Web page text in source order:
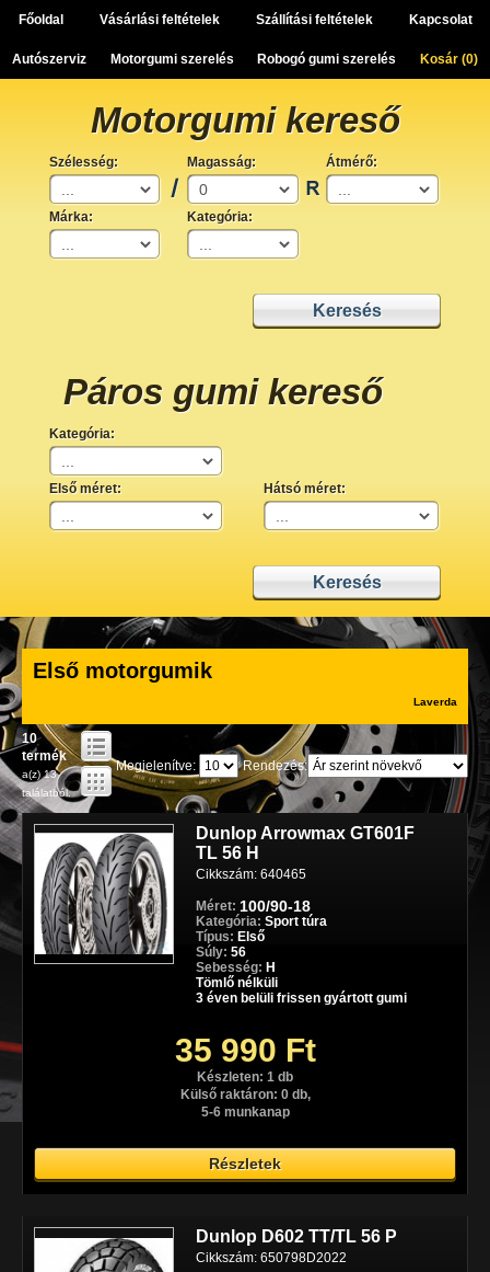
Főoldal Vásárlási feltételek Szállítási feltételek Kapcsolat
Autószerviz Motorgumi szerelés Robogó gumi szerelés Kosár (0)
Motorgumi kereső
Szélesség: Magasság: Átmérő:
Márka: Kategória:
Páros gumi kereső
Kategória:
Első méret: Hátsó méret:
Első motorgumik
Laverda
10
termék
a(z) 13
találatból.
Megjelenítve: Rendezés:
Dunlop Arrowmax GT601F
TL 56 H
Cikkszám: 640465
Méret: 100/90-18
Kategória: Sport túra
Típus: Első
Súly: 56
Sebesség: H
Tömlő nélküli
3 éven belüli frissen gyártott gumi
35 990 Ft
Készleten: 1 db
Külső raktáron: 0 db,
5-6 munkanap
Részletek
Dunlop D602 TT/TL 56 P
Cikkszám: 650798D2022